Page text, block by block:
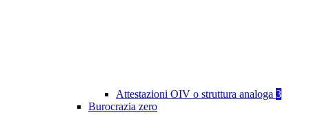
Attestazioni OIV o struttura analoga 3
Burocrazia zero